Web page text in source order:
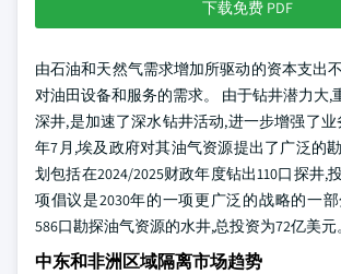
下载免费 PDF
由石油和天然气需求增加所驱动的资本支出
对油田设备和服务的需求。 由于钻井潜力大,
深井,是加速了深水钻井活动,进一步增强了业
年7月,埃及政府对其油气资源提出了广泛的
划包括在2024/2025财政年度钻出110口探井,
项倡议是2030年的一项更广泛的战略的一
586口勘探油气资源的水井,总投资为72亿美元。
中东和非洲区域隔离市场趋势